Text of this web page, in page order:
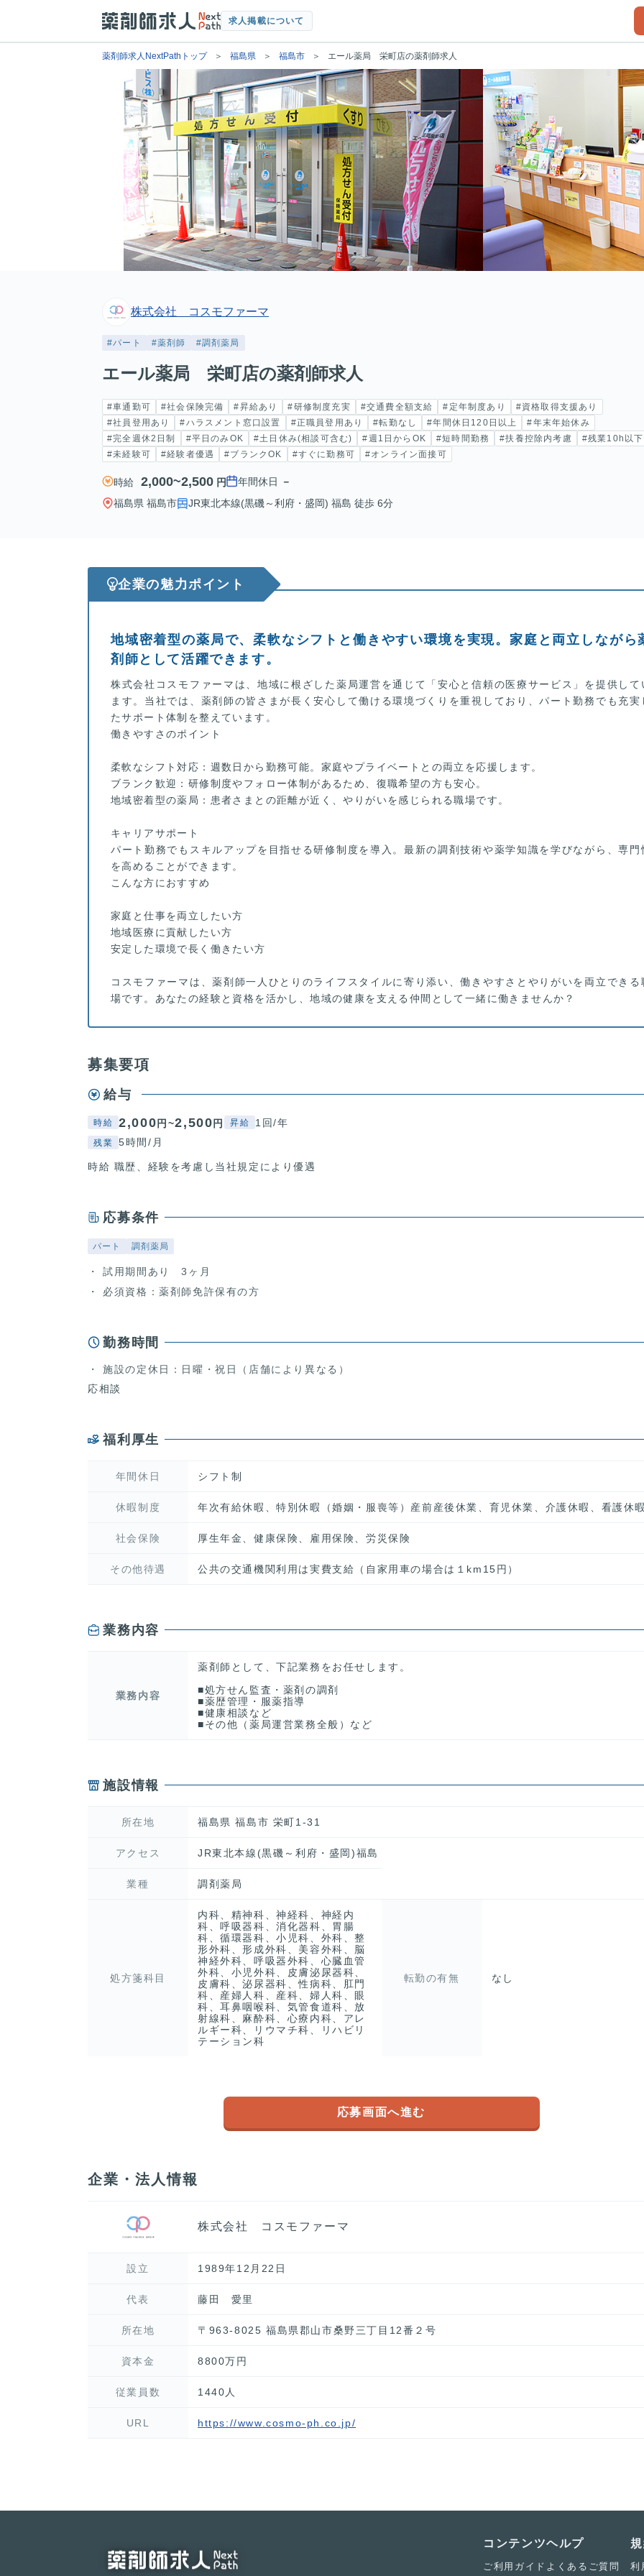
求人掲載について
薬剤師求人NextPathトップ 福島県 福島市 エール薬局 栄町店の薬剤師求人
株式会社 コスモファーマ
#パート #薬剤師 #調剤薬局
エール薬局 栄町店の薬剤師求人
#車通勤可 #社会保険完備 #昇給あり #研修制度充実 #交通費全額支給 #定年制度あり
#資格取得支援あり
#社員登用あり
#ハラスメント窓口設置 #正職員登用あり #転勤なし #年間休日120日以上
#年末年始休み
#完全週休2日制
#平日のみOK #土日休み(相談可含む) #週1日からOK #短時間勤務 #扶養控除内考慮
#残業10h以下
#未経験可
#経験者優遇 #ブランクOK #すぐに勤務可 #オンライン面接可
時給 2,000~2,500 円 年間休日
－
福島県 福島市
JR東北本線(黒磯～利府・盛岡) 福島 徒歩 6分
企業の魅力ポイント
地域密着型の薬局で、柔軟なシフトと働きやすい環境を実現。家庭と両立しながら
剤師として活躍できます。
株式会社コスモファーマは、地域に根ざした薬局運営を通じて「安心と信頼の医療サービス」を提供して
ます。当社では、薬剤師の皆さまが長く安心して働ける環境づくりを重視しており、パート勤務でも充実
たサポート体制を整えています。
働きやすさのポイント
柔軟なシフト対応：週数日から勤務可能。家庭やプライベートとの両立を応援します。
ブランク歓迎：研修制度やフォロー体制があるため、復職希望の方も安心。
地域密着型の薬局：患者さまとの距離が近く、やりがいを感じられる職場です。
キャリアサポート
パート勤務でもスキルアップを目指せる研修制度を導入。最新の調剤技術や薬学知識を学びながら、専門
を高めることができます。
こんな方におすすめ
家庭と仕事を両立したい方
地域医療に貢献したい方
安定した環境で長く働きたい方
コスモファーマは、薬剤師一人ひとりのライフスタイルに寄り添い、働きやすさとやりがいを両立できる
場です。あなたの経験と資格を活かし、地域の健康を支える仲間として一緒に働きませんか？
募集要項
給与
時給 2,000 円~2,500 円 昇給 1回/年
残業 5時間/月
時給 職歴、経験を考慮し当社規定により優遇
応募条件
パート 調剤薬局
試用期間あり 3ヶ月
必須資格：薬剤師免許保有の方
勤務時間
施設の定休日：日曜・祝日（店舗により異なる）
応相談
福利厚生
年間休日 シフト制
休暇制度 年次有給休暇、特別休暇（婚姻・服喪等）産前産後休業、育児休業、介護休暇、看護休
社会保険 厚生年金、健康保険、雇用保険、労災保険
その他待遇 公共の交通機関利用は実費支給（自家用車の場合は１km15円）
業務内容
業務内容
薬剤師として、下記業務をお任せします。
■処方せん監査・薬剤の調剤
■薬歴管理・服薬指導
■健康相談など
■その他（薬局運営業務全般）など
施設情報
所在地 福島県 福島市 栄町1-31
アクセス JR東北本線(黒磯～利府・盛岡)福島
業種 調剤薬局
処方箋科目
内科、精神科、神経科、神経内
科、呼吸器科、消化器科、胃腸
科、循環器科、小児科、外科、整
形外科、形成外科、美容外科、脳
神経外科、呼吸器外科、心臓血管
外科、小児外科、皮膚泌尿器科、
皮膚科、泌尿器科、性病科、肛門
科、産婦人科、産科、婦人科、眼
科、耳鼻咽喉科、気管食道科、放
射線科、麻酔科、心療内科、アレ
ルギー科、リウマチ科、リハビリ
テーション科
転勤の有無 なし
応募画面へ進む
企業・法人情報
株式会社 コスモファーマ
設立 1989年12月22日
代表 藤田 愛里
所在地 〒963-8025 福島県郡山市桑野三丁目12番２号
資本金 8800万円
従業員数 1440人
URL https://www.cosmo-ph.co.jp/
コンテンツ
ご利用ガイド
ヘルプ
よくあるご質問 利